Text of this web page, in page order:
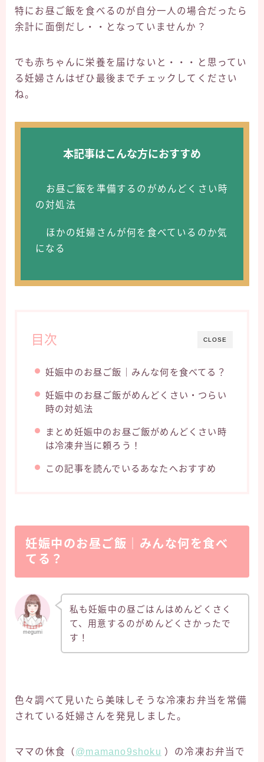
特にお昼ご飯を食べるのが自分一人の場合だったら
余計に面倒だし・・となっていませんか？
でも赤ちゃんに栄養を届けないと・・・と思ってい
る妊婦さんはぜひ最後までチェックしてください
ね。
本記事はこんな方におすすめ
お昼ご飯を準備するのがめんどくさい時
の対処法
ほかの妊婦さんが何を食べているのか気
になる
CLOSE
目次
妊娠中のお昼ご飯｜みんな何を食べてる？
妊娠中のお昼ご飯がめんどくさい・つらい
時の対処法
まとめ妊娠中のお昼ご飯がめんどくさい時
は冷凍弁当に頼ろう！
この記事を読んでいるあなたへおすすめ
妊娠中のお昼ご飯｜みんな何を食べ
てる？
megumi
私も妊娠中の昼ごはんはめんどくさく
て、用意するのがめんどくさかったで
す！
色々調べて見いたら美味しそうな冷凍お弁当を常備
されている妊婦さんを発見しました。
ママの休食（ @mamano9shoku ）の冷凍お弁当で